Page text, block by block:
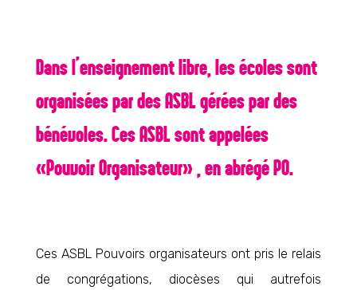
Dans l’enseignement libre, les écoles sont
organisées par des ASBL gérées par des
bénévoles. Ces ASBL sont appelées
« Pouvoir Organisateur » , en abrégé PO.
Ces ASBL Pouvoirs organisateurs ont pris le relais
de congrégations, diocèses qui autrefois